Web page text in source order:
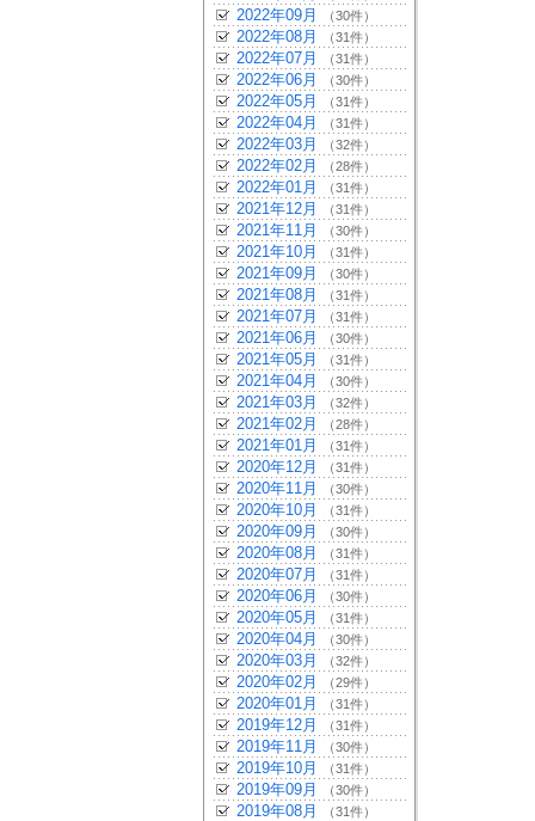
2022年09月 （30件）
2022年08月 （31件）
2022年07月 （31件）
2022年06月 （30件）
2022年05月 （31件）
2022年04月 （31件）
2022年03月 （32件）
2022年02月 （28件）
2022年01月 （31件）
2021年12月 （31件）
2021年11月 （30件）
2021年10月 （31件）
2021年09月 （30件）
2021年08月 （31件）
2021年07月 （31件）
2021年06月 （30件）
2021年05月 （31件）
2021年04月 （30件）
2021年03月 （32件）
2021年02月 （28件）
2021年01月 （31件）
2020年12月 （31件）
2020年11月 （30件）
2020年10月 （31件）
2020年09月 （30件）
2020年08月 （31件）
2020年07月 （31件）
2020年06月 （30件）
2020年05月 （31件）
2020年04月 （30件）
2020年03月 （32件）
2020年02月 （29件）
2020年01月 （31件）
2019年12月 （31件）
2019年11月 （30件）
2019年10月 （31件）
2019年09月 （30件）
2019年08月 （31件）